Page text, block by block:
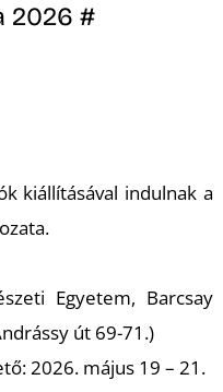
2026 #
kiállításával indulnak a
Egyetem, Barcsay
út 69-71.)
2026. május 19 – 21.